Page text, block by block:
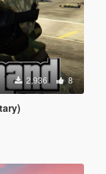
2,936 8